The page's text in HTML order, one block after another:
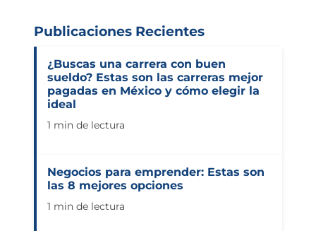
Publicaciones Recientes
¿Buscas una carrera con buen
sueldo? Estas son las carreras mejor
pagadas en México y cómo elegir la
ideal
1 min de lectura
Negocios para emprender: Estas son
las 8 mejores opciones
1 min de lectura